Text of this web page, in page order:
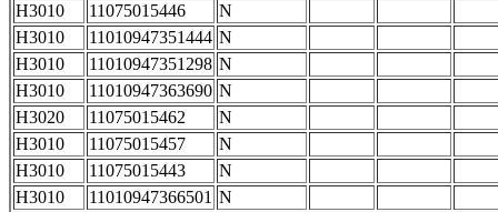
H3010
11075015446
N
H3010
11010947351444 N
H3010
11010947351298 N
H3010
11010947363690 N
H3020
11075015462
N
H3010
11075015457
N
H3010
11075015443
N
H3010
11010947366501 N